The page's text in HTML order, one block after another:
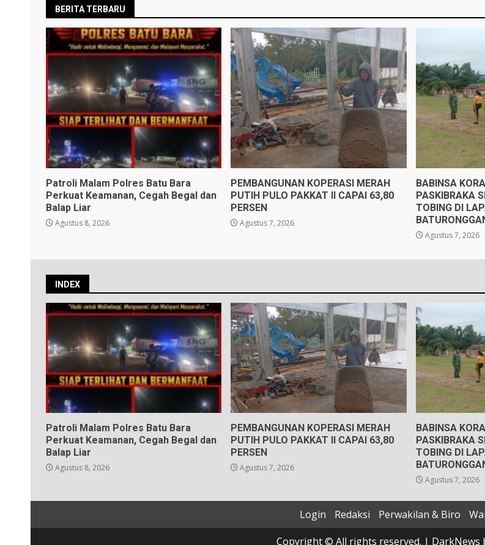
BERITA TERBARU
Patroli Malam Polres Batu Bara
Perkuat Keamanan, Cegah Begal dan
Balap Liar
Agustus 8, 2026
PEMBANGUNAN KOPERASI MERAH
PUTIH PULO PAKKAT II CAPAI 63,80
PERSEN
Agustus 7, 2026
BABINSA
PASKIBRAKA
TOBING DI
Agustus 7, 2026
INDEX
Patroli Malam Polres Batu Bara
Perkuat Keamanan, Cegah Begal dan
Balap Liar
Agustus 8, 2026
PEMBANGUNAN KOPERASI MERAH
PUTIH PULO PAKKAT II CAPAI 63,80
PERSEN
Agustus 7, 2026
BABINSA
PASKIBRAKA
TOBING DI
Agustus 7, 2026
Login Redaksi Perwakilan & Biro
Copyright © All rights reserved. | DarkNews